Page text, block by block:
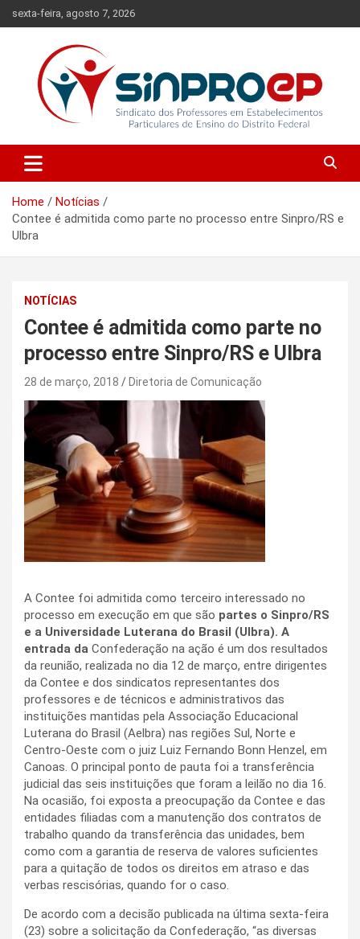
to
sexta-feira, agosto 7, 2026
Sinproep-DF
Ensino do Distrito Federal
Home
Notícias
Contee é admitida como parte no processo entre Sinpro/RS e
Ulbra
NOTÍCIAS
Contee é admitida como parte no
processo entre Sinpro/RS e Ulbra
28 de março, 2018 Diretoria de Comunicação
A Contee foi admitida como terceiro interessado no
processo em execução em que são partes o Sinpro/RS
e a Universidade Luterana do Brasil (Ulbra). A
entrada da Confederação na ação é um dos resultados
da reunião, realizada no dia 12 de março, entre dirigentes
da Contee e dos sindicatos representantes dos
professores e de técnicos e administrativos das
instituições mantidas pela Associação Educacional
Luterana do Brasil (Aelbra) nas regiões Sul, Norte e
Centro-Oeste com o juiz Luiz Fernando Bonn Henzel, em
Canoas. O principal ponto de pauta foi a transferência
judicial das seis instituições que foram a leilão no dia 16.
Na ocasião, foi exposta a preocupação da Contee e das
entidades filiadas com a manutenção dos contratos de
trabalho quando da transferência das unidades, bem
como com a garantia de reserva de valores suficientes
para a quitação de todos os direitos em atraso e das
verbas rescisórias, quando for o caso.
De acordo com a decisão publicada na última sexta-feira
(23) sobre a solicitação da Confederação, “as diversas